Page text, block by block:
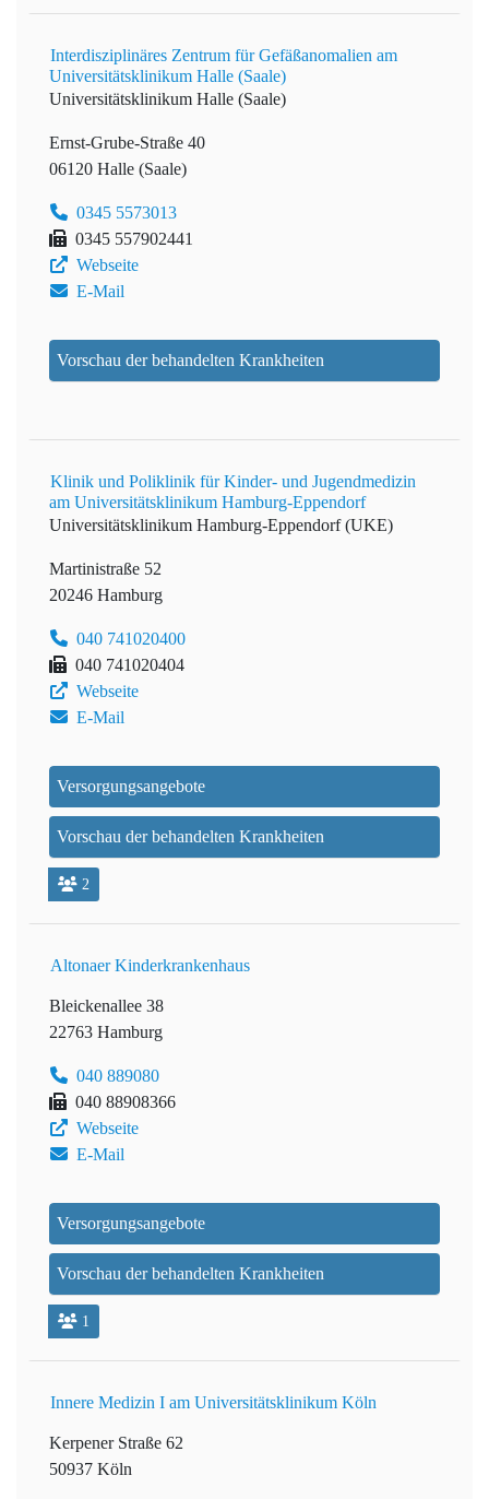
Interdisziplinäres Zentrum für Gefäßanomalien am
Universitätsklinikum Halle (Saale)
Universitätsklinikum Halle (Saale)
Ernst-Grube-Straße 40
06120 Halle (Saale)
0345 5573013
0345 557902441
Webseite
E-Mail
Vorschau der behandelten Krankheiten
Klinik und Poliklinik für Kinder- und Jugendmedizin
am Universitätsklinikum Hamburg-Eppendorf
Universitätsklinikum Hamburg-Eppendorf (UKE)
Martinistraße 52
20246 Hamburg
040 741020400
040 741020404
Webseite
E-Mail
Versorgungsangebote
Vorschau der behandelten Krankheiten
2
Altonaer Kinderkrankenhaus
Bleickenallee 38
22763 Hamburg
040 889080
040 88908366
Webseite
E-Mail
Versorgungsangebote
Vorschau der behandelten Krankheiten
1
Innere Medizin I am Universitätsklinikum Köln
Kerpener Straße 62
50937 Köln